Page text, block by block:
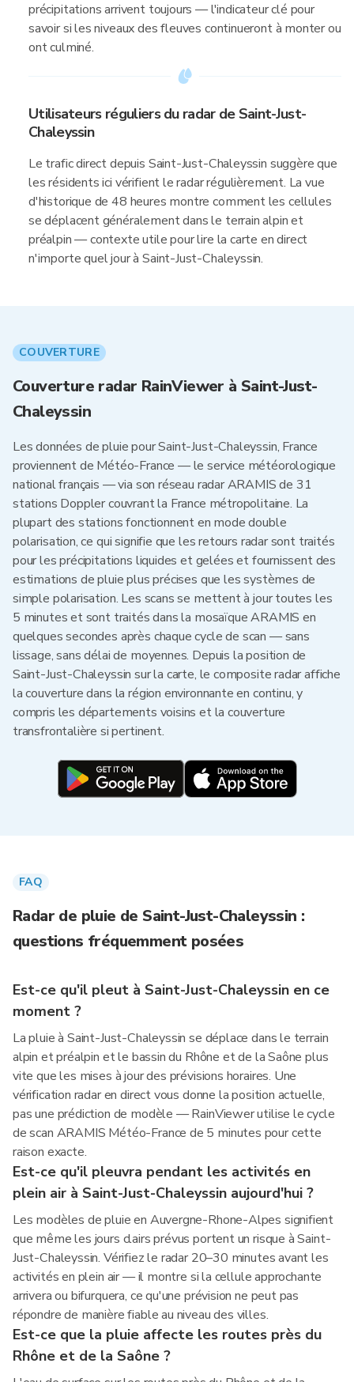
précipitations arrivent toujours — l'indicateur clé pour
savoir si les niveaux des fleuves continueront à monter ou
ont culminé.
Utilisateurs réguliers du radar de Saint-Just-
Chaleyssin
Le trafic direct depuis Saint-Just-Chaleyssin suggère que
les résidents ici vérifient le radar régulièrement. La vue
d'historique de 48 heures montre comment les cellules
se déplacent généralement dans le terrain alpin et
préalpin — contexte utile pour lire la carte en direct
n'importe quel jour à Saint-Just-Chaleyssin.
COUVERTURE
Couverture radar RainViewer à Saint-Just-
Chaleyssin
Les données de pluie pour Saint-Just-Chaleyssin, France
proviennent de Météo-France — le service météorologique
national français — via son réseau radar ARAMIS de 31
stations Doppler couvrant la France métropolitaine. La
plupart des stations fonctionnent en mode double
polarisation, ce qui signifie que les retours radar sont traités
pour les précipitations liquides et gelées et fournissent des
estimations de pluie plus précises que les systèmes de
simple polarisation. Les scans se mettent à jour toutes les
5 minutes et sont traités dans la mosaïque ARAMIS en
quelques secondes après chaque cycle de scan — sans
lissage, sans délai de moyennes. Depuis la position de
Saint-Just-Chaleyssin sur la carte, le composite radar affiche
la couverture dans la région environnante en continu, y
compris les départements voisins et la couverture
transfrontalière si pertinent.
FAQ
Radar de pluie de Saint-Just-Chaleyssin :
questions fréquemment posées
Est-ce qu'il pleut à Saint-Just-Chaleyssin en ce
moment ?
La pluie à Saint-Just-Chaleyssin se déplace dans le terrain
alpin et préalpin et le bassin du Rhône et de la Saône plus
vite que les mises à jour des prévisions horaires. Une
vérification radar en direct vous donne la position actuelle,
pas une prédiction de modèle — RainViewer utilise le cycle
de scan ARAMIS Météo-France de 5 minutes pour cette
raison exacte.
Est-ce qu'il pleuvra pendant les activités en
plein air à Saint-Just-Chaleyssin aujourd'hui ?
Les modèles de pluie en Auvergne-Rhone-Alpes signifient
que même les jours clairs prévus portent un risque à Saint-
Just-Chaleyssin. Vérifiez le radar 20–30 minutes avant les
activités en plein air — il montre si la cellule approchante
arrivera ou bifurquera, ce qu'une prévision ne peut pas
répondre de manière fiable au niveau des villes.
Est-ce que la pluie affecte les routes près du
Rhône et de la Saône ?